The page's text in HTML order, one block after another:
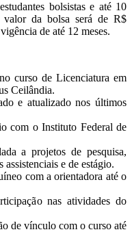
bolsistas e até 10
valor da bolsa será de R$
de até 12 meses.
curso de Licenciatura em
Ceilândia.
e atualizado nos últimos
com o Instituto Federal de
a projetos de pesquisa,
assistenciais e de estágio.
com a orientadora até o
nas atividades do
de vínculo com o curso até